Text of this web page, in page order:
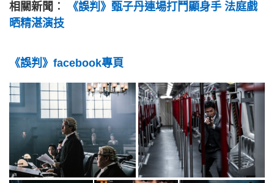
相關新聞︰
《誤判》甄子丹連場打鬥顯身手 法庭戲
晒精湛演技
《誤判》facebook專頁